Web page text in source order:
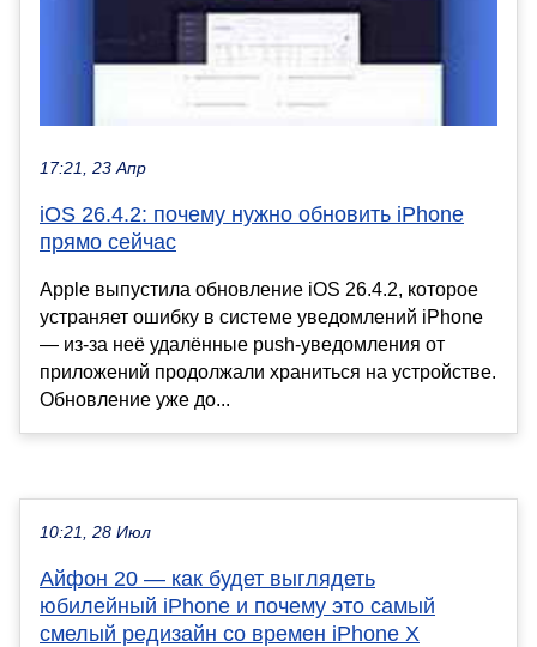
17:21, 23 Апр
iOS 26.4.2: почему нужно обновить iPhone
прямо сейчас
Apple выпустила обновление iOS 26.4.2, которое
устраняет ошибку в системе уведомлений iPhone
— из-за неё удалённые push-уведомления от
приложений продолжали храниться на устройстве.
Обновление уже до...
10:21, 28 Июл
Айфон 20 — как будет выглядеть
юбилейный iPhone и почему это самый
смелый редизайн со времен iPhone X